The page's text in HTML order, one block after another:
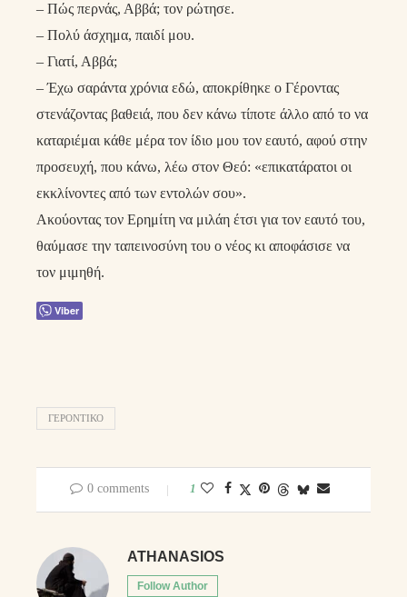
– Πώς περνάς, Αββά; τον ρώτησε.
– Πολύ άσχημα, παιδί μου.
– Γιατί, Αββά;
– Έχω σαράντα χρόνια εδώ, αποκρίθηκε ο Γέροντας
στενάζοντας βαθειά, που δεν κάνω τίποτε άλλο από το να
καταριέμαι κάθε μέρα τον ίδιο μου τον εαυτό, αφού στην
προσευχή, που κάνω, λέω στον Θεό: «επικατάρατοι οι
εκκλίνοντες από των εντολών σου».
Ακούοντας τον Ερημίτη να μιλάη έτσι για τον εαυτό του,
θαύμασε την ταπεινοσύνη του ο νέος κι αποφάσισε να
τον μιμηθή.
Viber
ΓΕΡΟΝΤΙΚΟ
0 comments 1
ATHANASIOS
Follow Author